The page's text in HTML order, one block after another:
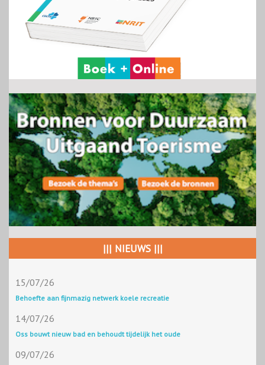
||| NIEUWS |||
15/07/26
Behoefte aan fijnmazig netwerk koele recreatie
14/07/26
Oss bouwt nieuw bad en behoudt tijdelijk het oude
09/07/26